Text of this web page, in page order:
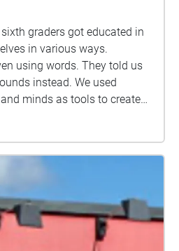
graders got educated in
in various ways.
using words. They told us
We used
minds as tools to create
enjoy it.